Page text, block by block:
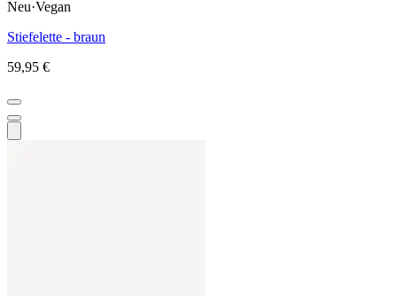
Neu·Vegan
Stiefelette - braun
59,95 €